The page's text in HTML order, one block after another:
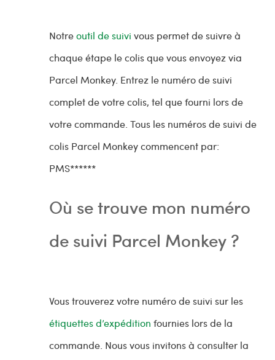
Notreoutil de suivi vous permet de suivre à
chaque étape le colis que vous envoyez via
Parcel Monkey. Entrez le numéro de suivi
complet de votre colis, tel que fourni lors de
votre commande. Tous les numéros de suivi de
colis Parcel Monkey commencent par:
PMS******
Où se trouve mon numéro
de suivi Parcel Monkey ?
Vous trouverez votre numéro de suivi sur les
étiquettes d’expédition fournies lors de la
commande. Nous vous invitons à consulter la